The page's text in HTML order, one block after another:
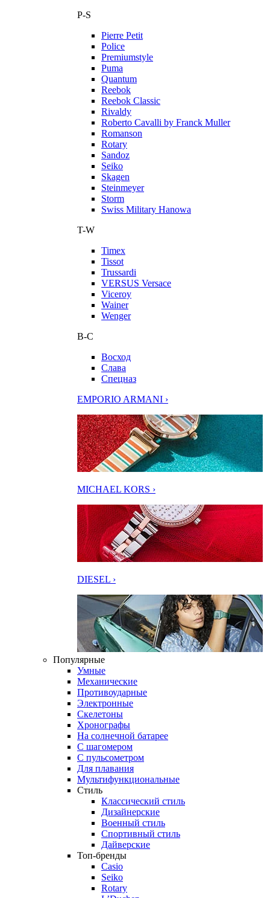
P-S
Pierre Petit
Police
Premiumstyle
Puma
Quantum
Reebok
Reebok Classic
Rivaldy
Roberto Cavalli by Franck Muller
Romanson
Rotary
Sandoz
Seiko
Skagen
Steinmeyer
Storm
Swiss Military Hanowa
T-W
Timex
Tissot
Trussardi
VERSUS Versace
Viceroy
Wainer
Wenger
В-С
Восход
Слава
Спецназ
EMPORIO ARMANI ›
MICHAEL KORS ›
DIESEL ›
Популярные
Умные
Механические
Противоударные
Электронные
Скелетоны
Хронографы
На солнечной батарее
С шагомером
С пульсометром
Для плавания
Мультифункциональные
Стиль
Классический стиль
Дизайнерские
Военный стиль
Спортивный стиль
Дайверские
Топ-бренды
Casio
Seiko
Rotary